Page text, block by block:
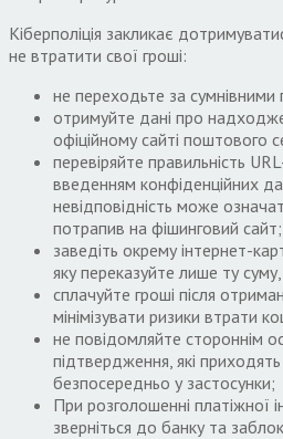
Кіберполіція закликає
не втратити свої гроші:
не переходьте за сумнівними
отримуйте дані про
офіційному сайті поштового
перевіряйте правильність
введенням конфіденційних
невідповідність може
потрапив на фішинговий сайт;
заведіть окрему інтернет-
яку переказуйте лише ту
сплачуйте гроші після
мінімізувати ризики втрати
не повідомляйте стороннім
підтвердження, які
безпосередньо у застосунки;
При розголошенні платіжної
зверніться до банку та